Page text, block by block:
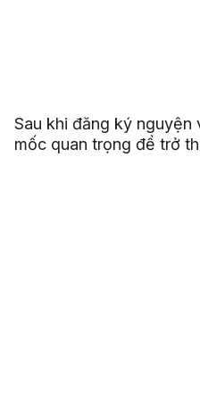
Sau khi đăng ký
mốc quan trọng để trở